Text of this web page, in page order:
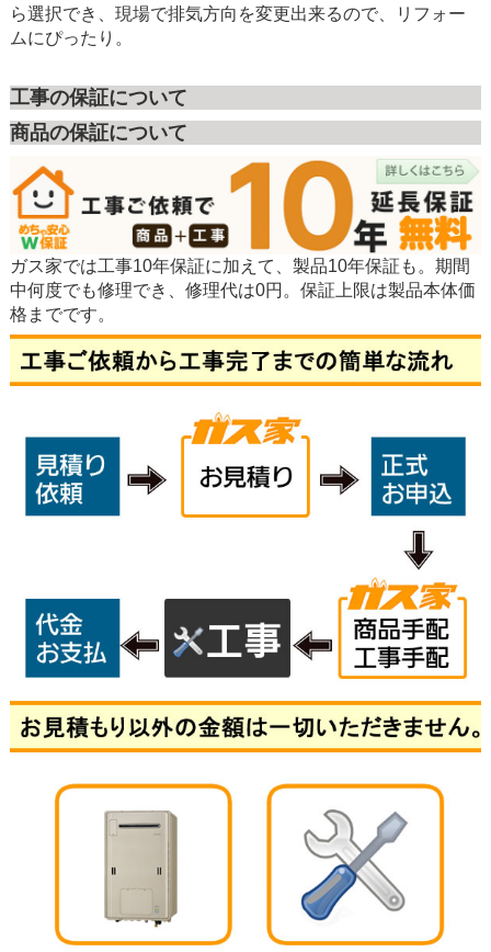
ら選択でき、現場で排気方向を変更出来るので、リフォー
ムにぴったり。
工事の保証について
商品の保証について
ガス家では工事10年保証に加えて、製品10年保証も。期間
中何度でも修理でき、修理代は0円。保証上限は製品本体価
格までです。